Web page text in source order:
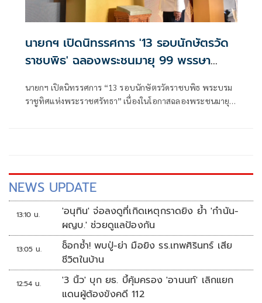
นายกฯ เปิดนิทรรศการ '13 รอบนักษัตรวัด
ราชบพิธ' ฉลองพระชนมายุ 99 พรรษา
นายกฯ เปิดนิทรรศการ “13 รอบนักษัตรวัดราชบพิธ พระบรม
ราชูทิศแห่งพระราชศรัทธา” เนื่องในโอกาสฉลองพระชนมายุ
NEWS UPDATE
13:10 น.
'อนุทิน' จ่อลงดูที่เกิดเหตุกราดยิง ย้ำ 'กำนัน-
ผญบ.' ช่วยดูแลป้องกัน
13:05 น.
ช็อกซ้ำ! พบปู่-ย่า มือยิง รร.เทพศิรินทร์ เสีย
ชีวิตในบ้าน
12:54 น.
'3 นิ้ว' บุก ยธ. บี้คุ้มครอง 'อานนท์' เลิกแยก
แดนผู้ต้องขังคดี 112